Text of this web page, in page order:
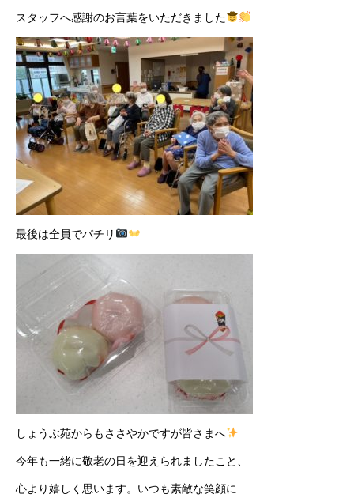
スタッフへ感謝のお言葉をいただきました
最後は全員でパチリ
しょうぶ苑からもささやかですが皆さまへ
今年も一緒に敬老の日を迎えられましたこと、
心より嬉しく思います。いつも素敵な笑顔に